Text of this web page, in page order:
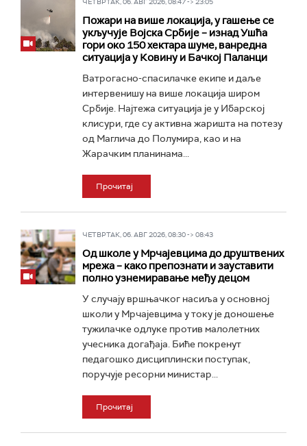
Пожари на више локација, у гашење се
укључује Војска Србије – изнад Ушћа
гори око 150 хектара шуме, ванредна
ситуација у Ковину и Бачкој Паланци
Ватрогасно-спасилачке екипе и даље
интервенишу на више локација широм
Србије. Најтежа ситуација је у Ибарској
клисури, где су активна жаришта на потезу
од Маглича до Полумира, као и на
Жарачким планинама...
Прочитај
ЧЕТВРТАК, 06. АВГ 2026, 08:30 -> 08:43
Од школе у Мрчајевцима до друштвених
мрежа – како препознати и зауставити
полно узнемиравање међу децом
У случају вршњачког насиља у основној
школи у Мрчајевцима у току је доношење
тужилачке одлуке против малолетних
учесника догађаја. Биће покренут
педагошко дисциплински поступак,
поручује ресорни министар...
Прочитај